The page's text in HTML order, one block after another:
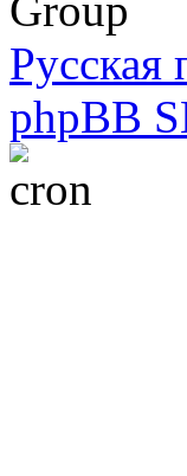
Русская
phpBB